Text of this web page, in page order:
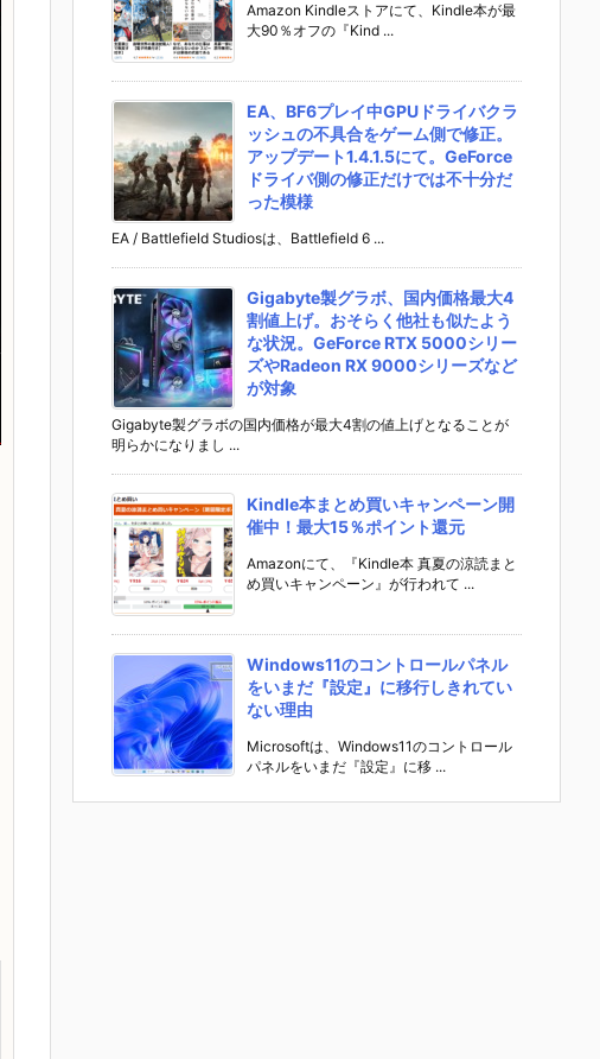
Amazon Kindleストアにて、Kindle本が最
大90％オフの『Kind ...
EA、BF6プレイ中GPUドライバクラ
ッシュの不具合をゲーム側で修正。
アップデート1.4.1.5にて。GeForce
ドライバ側の修正だけでは不十分だ
った模様
EA / Battlefield Studiosは、Battlefield 6 ...
Gigabyte製グラボ、国内価格最大4
割値上げ。おそらく他社も似たよう
な状況。GeForce RTX 5000シリー
ズやRadeon RX 9000シリーズなど
が対象
Gigabyte製グラボの国内価格が最大4割の値上げとなることが
明らかになりまし ...
Kindle本まとめ買いキャンペーン開
催中！最大15％ポイント還元
Amazonにて、『Kindle本 真夏の涼読まと
め買いキャンペーン』が行われて ...
Windows11のコントロールパネル
をいまだ『設定』に移行しきれてい
ない理由
Microsoftは、Windows11のコントロール
パネルをいまだ『設定』に移 ...